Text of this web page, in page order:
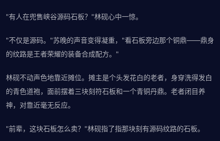
"有人在兜售峡谷源码石板？"林砚心中一惊。
"不仅是源码。"苏晚的声音变得凝重，"看石板旁边那个铜鼎——鼎身
的纹路是王者荣耀的装备合成配方。"
林砚不动声色地靠近摊位。摊主是个头发花白的老者，身穿洗得发白
的青色道袍，面前摆着三块刻符石板和一个青铜丹鼎。老者闭目养
神，对靠近毫无反应。
"前辈，这块石板怎么卖？"林砚指了指那块刻有源码纹路的石板。